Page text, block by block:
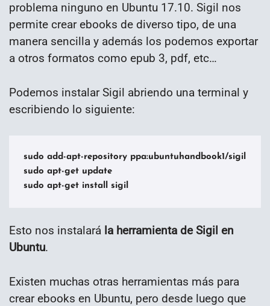
problema ninguno en Ubuntu 17.10. Sigil nos
permite crear ebooks de diverso tipo, de una
manera sencilla y además los podemos exportar
a otros formatos como epub 3, pdf, etc…
Podemos instalar Sigil abriendo una terminal y
escribiendo lo siguiente:
sudo add-apt-repository ppa:ubuntuhandbook1/sigil
sudo apt-get update
sudo apt-get install sigil
Esto nos instalará la herramienta de Sigil en
Ubuntu.
Existen muchas otras herramientas más para
crear ebooks en Ubuntu, pero desde luego que